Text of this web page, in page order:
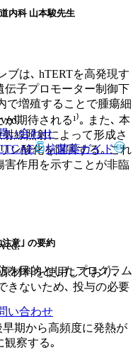
い合わせ
抗菌薬ガイド
を目的としたプログラム
い合わせ
内科 山本駿先生
ブは､ hTERTを高発現す
伝子プロモーター制御下
で増殖することで腫瘍細
期待される¹⁾｡ また､ 本
線照射によって形成さ
ン酸化を阻害する｡ これ
害作用を示すことが非臨
意｣ の要約
材料を使用しており､
きないため､ 投与の必要
期から高頻度に発熱が
観察する｡